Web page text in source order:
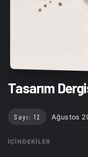
Tasarım
Sayı: 12 Ağustos
İÇINDEKILER